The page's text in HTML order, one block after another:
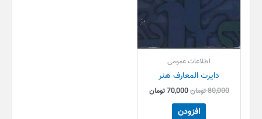
اطلاعات عمومی
دایرت المعارف هنر
80,000تومان70,000تومان
افزودن